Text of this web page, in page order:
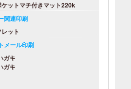
ットマチ付きマット220k
関連印刷
ット
メール印刷
ガキ
ガキ